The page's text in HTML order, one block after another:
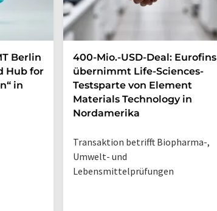
Berlin
Hub for
in
400-Mio.-USD-Deal: Eurofins
übernimmt Life-Sciences-
Testsparte von Element
Materials Technology in
Nordamerika
Transaktion betrifft Biopharma-,
Umwelt- und
Lebensmittelprüfungen